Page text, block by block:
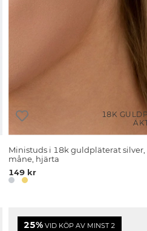
18K
Ministuds i 18k guldpläterat silver,
måne, hjärta
149 kr
25% VID KÖP AV MINST 2